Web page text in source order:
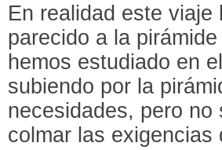
En realidad este
parecido a la
hemos estudiado en
subiendo por la
necesidades, pero
colmar las